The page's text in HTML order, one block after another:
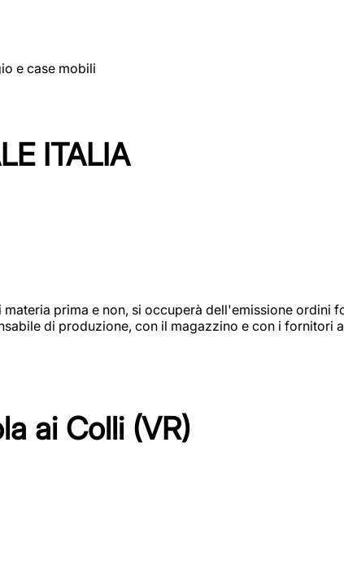
e case mobili
ITALIA
prima e non, si occuperà dell'emissione ordini
di produzione, con il magazzino e con i fornitori
ai Colli (VR)